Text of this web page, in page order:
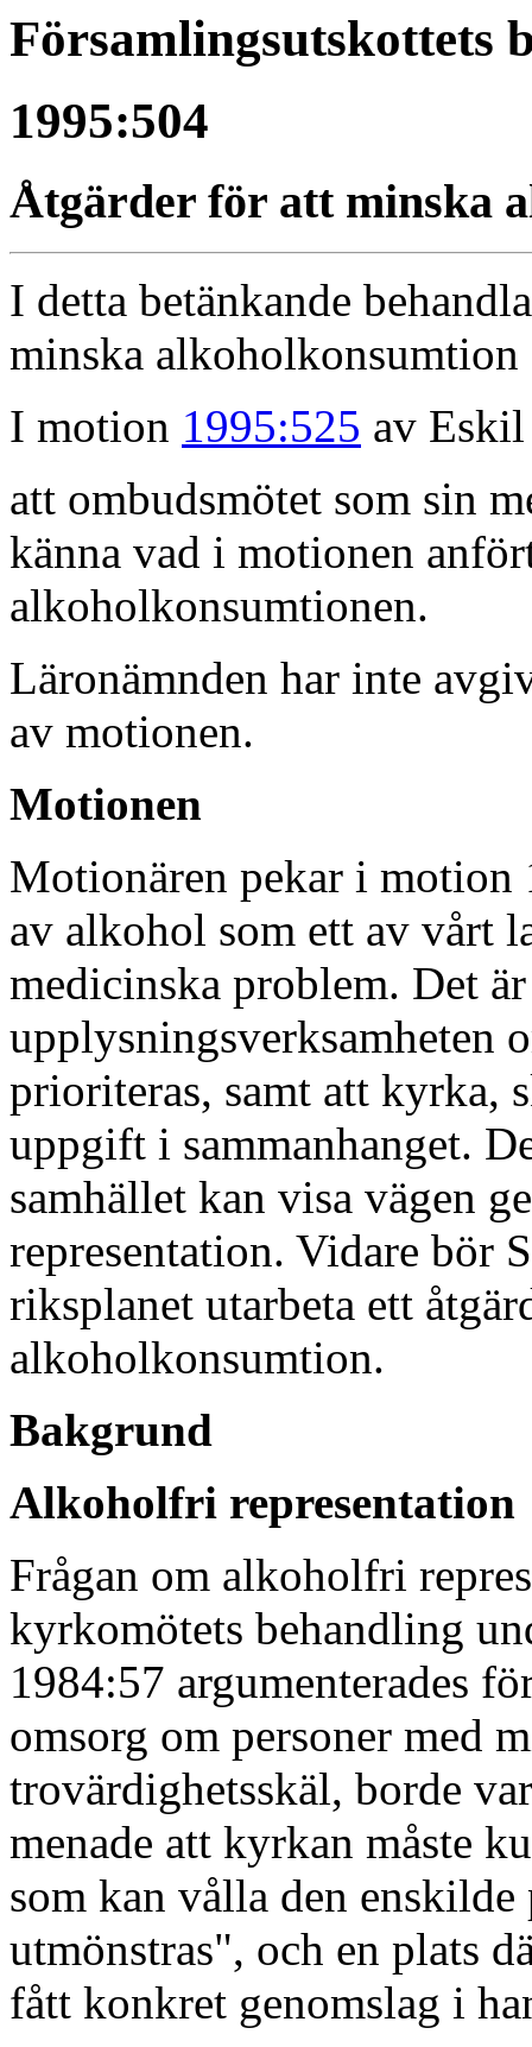
Församlingsutskottets
1995:504
Åtgärder för att minska
I detta betänkande
minska alkoholkonsumtion
I motion 1995:525 av
att ombudsmötet som sin
känna vad i motionen
alkoholkonsumtionen.
Läronämnden har inte
av motionen.
Motionen
Motionären pekar i motion
av alkohol som ett av vårt
medicinska problem. Det
upplysningsverksamheten
prioriteras, samt att kyrka,
uppgift i sammanhanget.
samhället kan visa vägen
representation. Vidare bör
riksplanet utarbeta ett
alkoholkonsumtion.
Bakgrund
Alkoholfri representation
Frågan om alkoholfri
kyrkomötets behandling
1984:57 argumenterades
omsorg om personer med
trovärdighetsskäl, borde
menade att kyrkan måste
som kan vålla den
utmönstras", och en plats
fått konkret genomslag i